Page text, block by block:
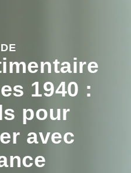
1940 :
pour
avec